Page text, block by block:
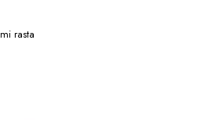
rasta